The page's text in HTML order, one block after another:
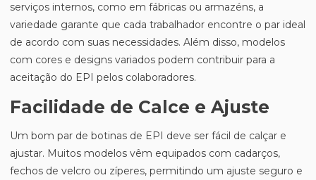
serviços internos, como em fábricas ou armazéns, a
variedade garante que cada trabalhador encontre o par ideal
de acordo com suas necessidades. Além disso, modelos
com cores e designs variados podem contribuir para a
aceitação do EPI pelos colaboradores.
Facilidade de Calce e Ajuste
Um bom par de botinas de EPI deve ser fácil de calçar e
ajustar. Muitos modelos vêm equipados com cadarços,
fechos de velcro ou zíperes, permitindo um ajuste seguro e